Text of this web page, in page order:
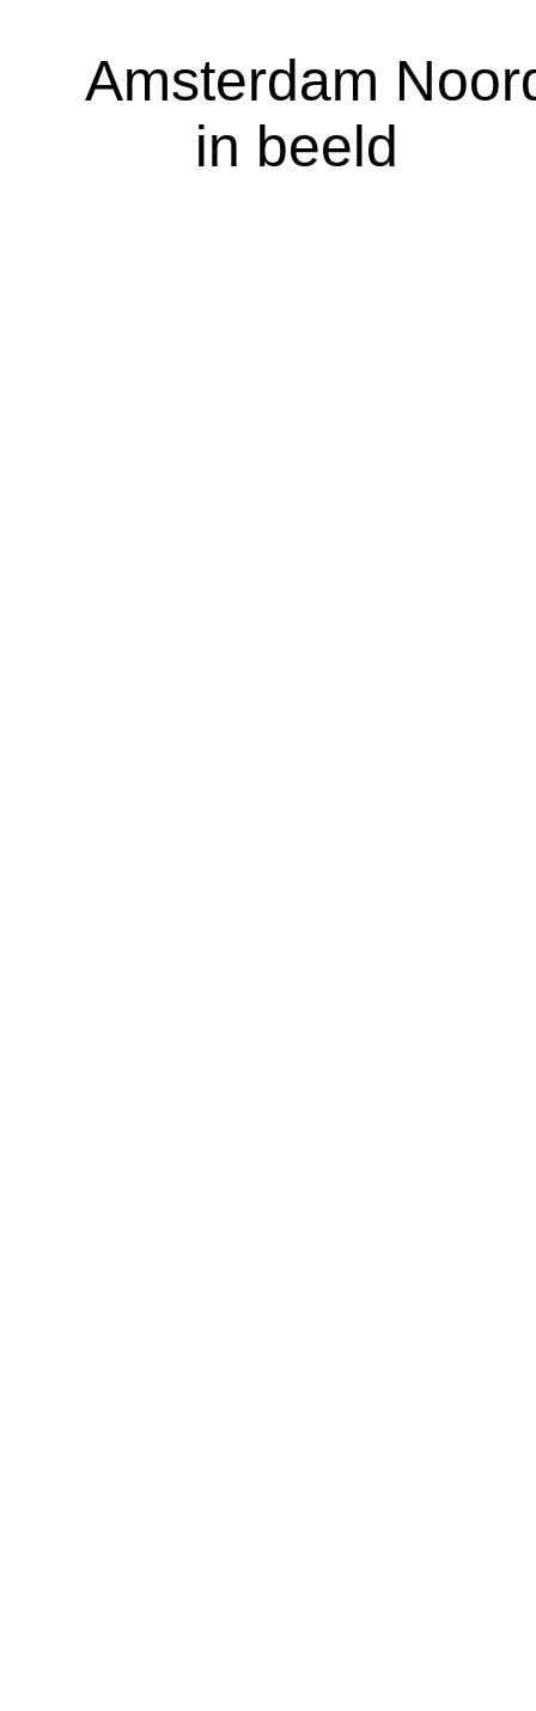
Amsterdam
in beeld